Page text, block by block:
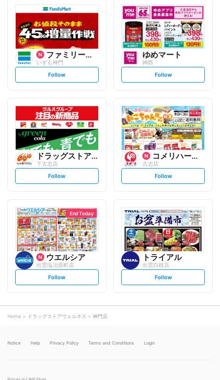
ファミリーマート
いずも神門
s
t
l
o
w
Follow
ゆめマート
神西
s
t
l
o
w
Follow
ドラッグストアウェルネス
下古志店
s
t
l
o
w
Follow
コメリハード&グリーン
古志店
s
t
o
w
Follow
End Today
ウエルシア
出雲塩冶原町店
s
t
o
w
Follow
トライアル
出雲白枝店
s
t
Follow
Home ドラッグストアウェルネス 神門店
Notice Help Privacy Policy Terms and Conditions Login